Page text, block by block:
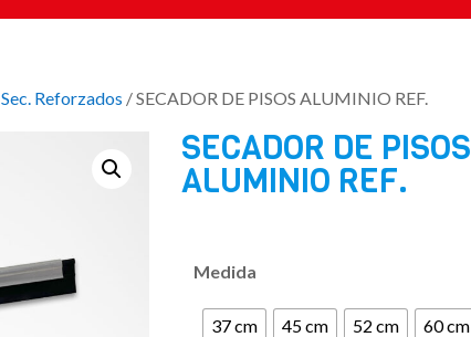
Sec. Reforzados / SECADOR DE PISOS ALUMINIO REF.
SECADOR DE PISOS
ALUMINIO REF.
Medida
37 cm 45 cm 52 cm 60 cm